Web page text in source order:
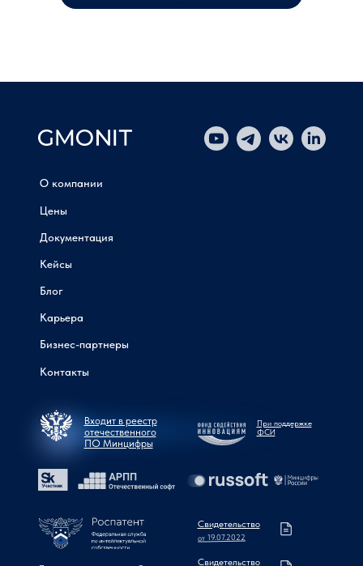
Контакты
Бизнес-партнеры
Карьера
Блог
Кейсы
Документация
Цены
О компании
Входит в реестр
отечественного
ПО Минцифры
При поддержке
ФСИ
Свидетельство
от 19.07.2022
Свидетельство